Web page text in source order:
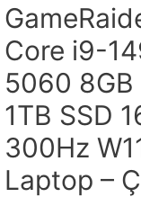
Core i9-
5060 8GB
1TB SSD
300Hz
Laptop –